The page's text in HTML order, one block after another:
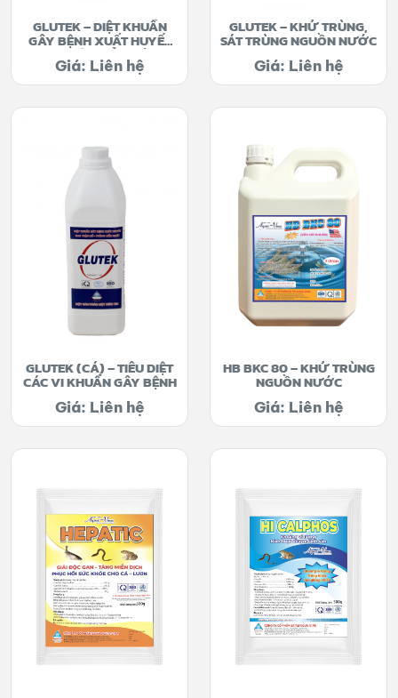
GLUTEK – DIỆT KHUẨN
GÂY BỆNH XUẤT HUYẾT
GAN THẬN MỦ, PHÒNG
NẤM NHỚT
Giá: Liên hệ
GLUTEK – KHỬ TRÙNG,
SÁT TRÙNG NGUỒN NƯỚC
Giá: Liên hệ
GLUTEK (CÁ) – TIÊU DIỆT
CÁC VI KHUẨN GÂY BỆNH
Giá: Liên hệ
HB BKC 80 – KHỬ TRÙNG
NGUỒN NƯỚC
Giá: Liên hệ